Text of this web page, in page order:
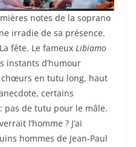
notes de la soprano
irradie de sa présence.
fête. Le fameux Libiamo
instants d’humour
chœurs en tutu long, haut
certains
pas de tutu pour le mâle.
l’homme ? J’ai
hommes de Jean-Paul